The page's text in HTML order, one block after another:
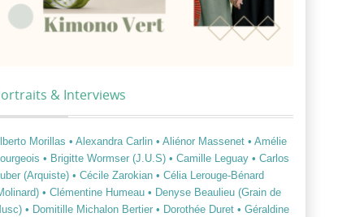
& Interviews
Morillas • Alexandra Carlin • Aliénor Massenet • Amélie
• Brigitte Wormser (J.U.S) • Camille Leguay • Carlos
(Arquiste) • Cécile Zarokian • Célia Lerouge-Bénard
• Clémentine Humeau • Denyse Beaulieu (Grain de
• Domitille Michalon Bertier • Dorothée Duret • Géraldine